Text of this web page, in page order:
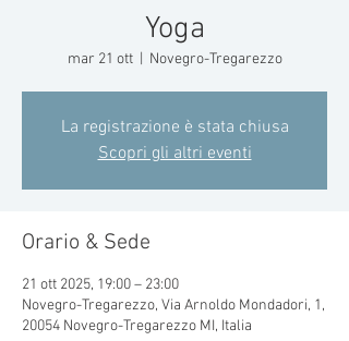
Yoga
mar 21 ott
  |
Novegro-Tregarezzo
La registrazione è stata chiusa
Scopri gli altri eventi
Orario & Sede
21 ott 2025, 19:00 – 23:00
Novegro-Tregarezzo, Via Arnoldo Mondadori, 1,
20054 Novegro-Tregarezzo MI, Italia